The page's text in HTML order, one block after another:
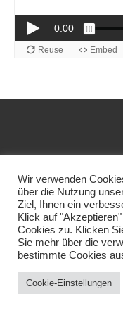
Wir verwenden
über die Nutzung
Ziel, Ihnen ein
Klick auf
Cookies zu. Klicken
Sie mehr über die
bestimmte Cookies
Cookie-Einstellungen